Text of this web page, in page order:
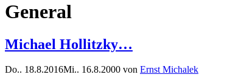
General
Michael Hollitzky…
Do.. 18.8.2016Mi.. 16.8.2000 von Ernst Michalek